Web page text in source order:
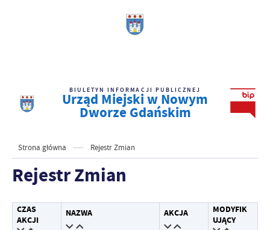
BIULETYN INFORMACJI PUBLICZNEJ
Urząd Miejski w Nowym
Dworze Gdańskim
Strona główna Rejestr Zmian
Rejestr Zmian
CZAS
AKCJI
NAZWA AKCJA
MODYFIK
UJĄCY